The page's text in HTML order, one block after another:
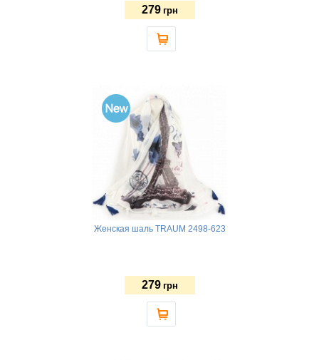
279 грн
Женская шаль TRAUM 2498-623
279 грн